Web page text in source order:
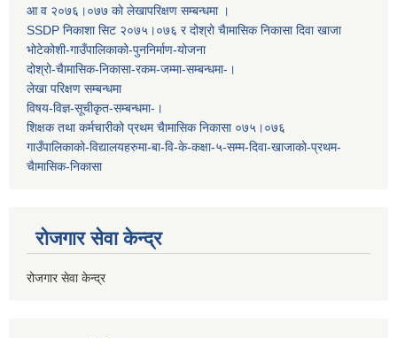
आ व २०७६।०७७ काे लेखापरिक्षण सम्बन्धमा ।
SSDP निकाशा सिट २०७५।०७६ र दोश्रो चैामासिक निकासा दिवा खाजा
भोटेकोशी-गाउँपालिकाको-पुननिर्माण-योजना
दोश्रो-चैामासिक-निकासा-रकम-जम्मा-सम्बन्धमा-।
लेखा परिक्षण सम्बन्धमा
विषय-विज्ञ-सूचीकृत-सम्बन्धमा-।
शिक्षक तथा कर्मचारीको प्रथम च‌ैामासिक निकासा ०७५।०७६
गाउँपालिकाको-विद्यालयहरुमा-बा-वि-के-कक्षा-५-सम्म-दिवा-खाजाको-प्रथम-
चैामासिक-निकासा
रोजगार सेवा केन्द्र
रोजगार सेवा केन्द्र